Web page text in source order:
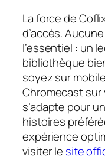
La force de
d’accès.
l’essentiel : un
bibliothèque
soyez sur
Chromecast sur
s’adapte pour
histoires
expérience
visiter le site